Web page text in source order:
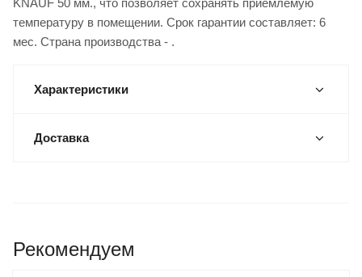
температуру в помещении. Срок гарантии составляет: 6
мес. Страна производства - .
Характеристики
Доставка
Рекомендуем